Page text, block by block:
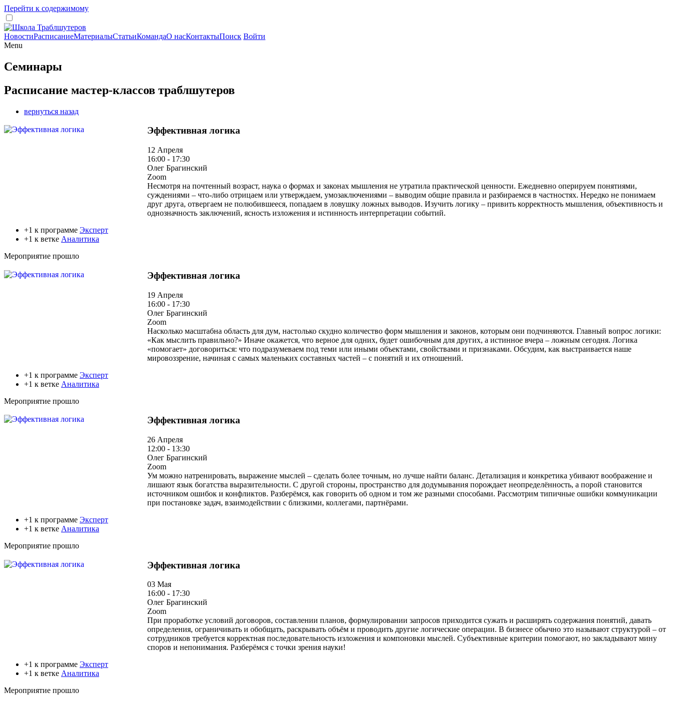
Перейти к содержимому
НовостиРасписаниеМатериалыСтатьиКомандаО насКонтактыПоиск Войти
Menu
Семинары
Расписание мастер-классов траблшутеров
вернуться назад
Эффективная логика
12 Апреля
16:00 - 17:30
Олег Брагинский
Zoom
Несмотря на почтенный возраст, наука о формах и законах мышления не утратила практической ценности. Ежедневно оперируем понятиями,
суждениями – что-либо отрицаем или утверждаем, умозаключениями – выводим общие правила и разбираемся в частностях. Нередко не понимаем
друг друга, отвергаем не полюбившееся, попадаем в ловушку ложных выводов. Изучить логику – привить корректность мышления, объективность и
однозначность заключений, ясность изложения и истинность интерпретации событий.
+1 к программе Эксперт
+1 к ветке Аналитика
Мероприятие прошло
Эффективная логика
19 Апреля
16:00 - 17:30
Олег Брагинский
Zoom
Насколько масштабна область для дум, настолько скудно количество форм мышления и законов, которым они подчиняются. Главный вопрос логики:
«Как мыслить правильно?» Иначе окажется, что верное для одних, будет ошибочным для других, а истинное вчера – ложным сегодня. Логика
«помогает» договориться: что подразумеваем под теми или иными объектами, свойствами и признаками. Обсудим, как выстраивается наше
мировоззрение, начиная с самых маленьких составных частей – с понятий и их отношений.
+1 к программе Эксперт
+1 к ветке Аналитика
Мероприятие прошло
Эффективная логика
26 Апреля
12:00 - 13:30
Олег Брагинский
Zoom
Ум можно натренировать, выражение мыслей – сделать более точным, но лучше найти баланс. Детализация и конкретика убивают воображение и
лишают язык богатства выразительности. С другой стороны, пространство для додумывания порождает неопределённость, а порой становится
источником ошибок и конфликтов. Разберёмся, как говорить об одном и том же разными способами. Рассмотрим типичные ошибки коммуникации
при постановке задач, взаимодействии с близкими, коллегами, партнёрами.
+1 к программе Эксперт
+1 к ветке Аналитика
Мероприятие прошло
Эффективная логика
03 Мая
16:00 - 17:30
Олег Брагинский
Zoom
При проработке условий договоров, составлении планов, формулировании запросов приходится сужать и расширять содержания понятий, давать
определения, ограничивать и обобщать, раскрывать объём и проводить другие логические операции. В бизнесе обычно это называют структурой – от
сотрудников требуется корректная последовательность изложения и компоновки мыслей. Субъективные критерии помогают, но закладывают мину
споров и непонимания. Разберёмся с точки зрения науки!
+1 к программе Эксперт
+1 к ветке Аналитика
Мероприятие прошло